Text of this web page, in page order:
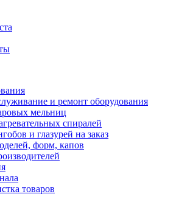
и ремонт оборудования
мельниц
спиралей
и глазурей на заказ
форм, капов
товаров